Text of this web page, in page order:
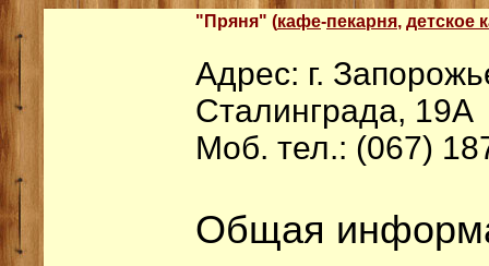
"Пряня" (кафе-пекарня, детское
Адрес: г.
Сталинграда, 19А
Моб. тел.: (067)
Общая